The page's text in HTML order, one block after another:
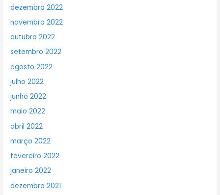
dezembro 2022
novembro 2022
outubro 2022
setembro 2022
agosto 2022
julho 2022
junho 2022
maio 2022
abril 2022
março 2022
fevereiro 2022
janeiro 2022
dezembro 2021